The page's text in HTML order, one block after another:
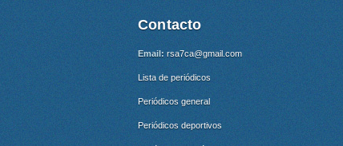
Contacto
Email: rsa7ca@gmail.com
Lista de periódicos
Periódicos general
Periódicos deportivos